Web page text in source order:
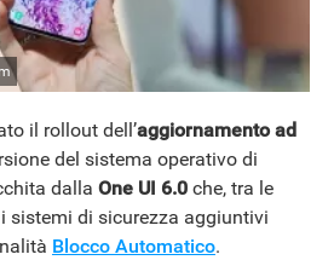
il rollout dell’aggiornamento ad
del sistema operativo di
dalla One UI 6.0 che, tra le
sistemi di sicurezza aggiuntivi
Blocco Automatico.